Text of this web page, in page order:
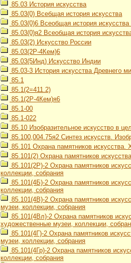
85.03 История искусства
85.03(0) Всебщая история искусства
85.03(0)6 Всеобщая история
85.03(0)я2 Всеобщая история
85.03(2) Искусство России
85.03(2Р-4Кем)6
85.03(5Инд) Искусство Индии
85.03-3 История искусства Древнего
85.1
85.1(2=411.2)
85.1(2Р-4Кем)я6
85.1-00
85.1-022
85.10 Изобразительное искусство в
85.100,004.75я2 Синтез искусств.
85.101 Охрана памятников
85.101(2) Охрана памятников
85.101(2Р)-2 Охрана памятников
коллекции, собрания
85.101(4Б)-2 Охрана памятников
коллекции, собрания
85.101(4В)-2 Охрана памятников
музеи, коллекции, собрания
85.101(4Вл)-2 Охрана памятников
художественные музеи, коллекции,
85.101(4Г)-2 Охрана памятников
музеи, коллекции, собрания
85.101(4Гр)-2 Охрана памятников
коллекции, собрания